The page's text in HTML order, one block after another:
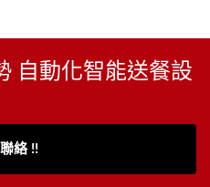
自動化智能送餐設
絡 !!